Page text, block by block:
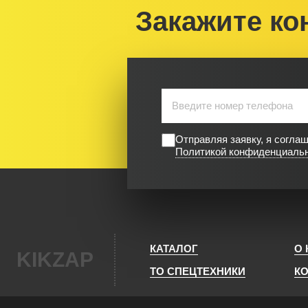
Закажите
Отправляя заявку, я
Политикой
KIKZAP КАТАЛОГ
О
ТО СПЕЦТЕХНИКИ